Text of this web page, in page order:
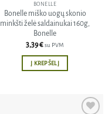
BONELLE
Bonelle miško uogų skonio
minkšti želė saldainukai 160g,
Bonelle
3,39€su PVM
Į KREPŠELĮ